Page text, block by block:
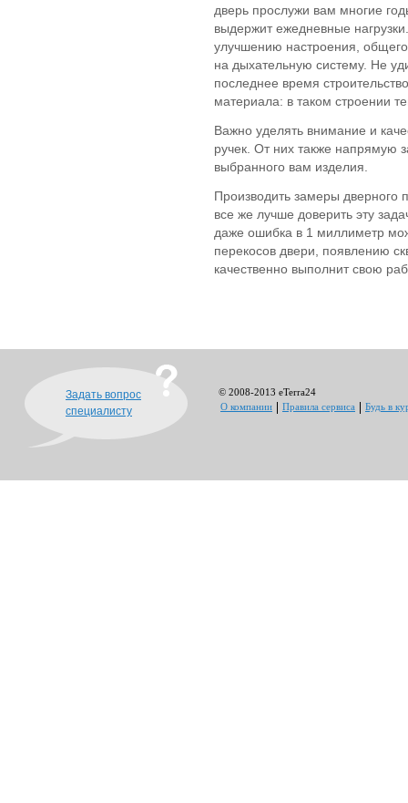
дверь прослужи вам многие
выдержит ежедневные
улучшению настроения, общего
на дыхательную систему. Не
последнее время
материала: в таком строении
Важно уделять внимание и
ручек. От них также напрямую
выбранного вам изделия.
Производить замеры
все же лучше доверить эту
даже ошибка в 1 миллиметр
перекосов двери, появлению
качественно выполнит свою
Задать вопрос
специалисту
© 2008-2013 eTerra24
О компании
Правила сервиса Будь в